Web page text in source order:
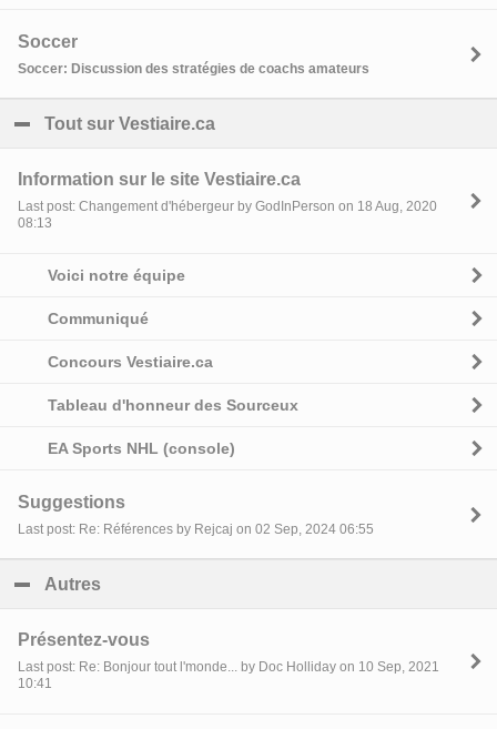
Soccer
Soccer: Discussion des stratégies de coachs amateurs
Tout sur Vestiaire.ca
Information sur le site Vestiaire.ca
Last post: Changement d'hébergeur by GodInPerson on 18 Aug, 2020
08:13
Voici notre équipe
Communiqué
Concours Vestiaire.ca
Tableau d'honneur des Sourceux
EA Sports NHL (console)
Suggestions
Last post: Re: Références by Rejcaj on 02 Sep, 2024 06:55
Autres
Présentez-vous
Last post: Re: Bonjour tout l'monde... by Doc Holliday on 10 Sep, 2021
10:41